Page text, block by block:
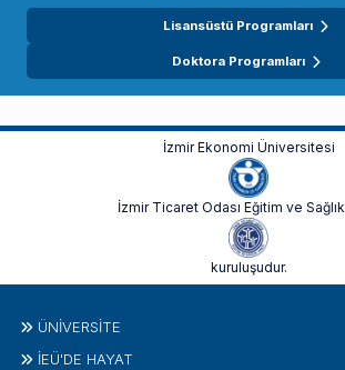
Lisansüstü Programları
Doktora Programları
İzmir Ekonomi Üniversitesi
İzmir Ticaret Odası Eğitim ve Sağlık
kuruluşudur.
ÜNIVERSITE
İEÜ'DE HAYAT